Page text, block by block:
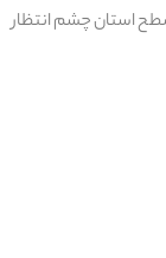
استان چشم انتظار